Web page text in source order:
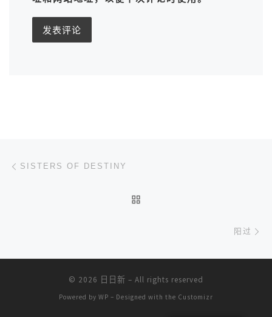
文章导航
SISTERS OF DESTINY
阳过
© 2026 日日新 – All rights reserved
Powered by WP – Designed with the Customizr